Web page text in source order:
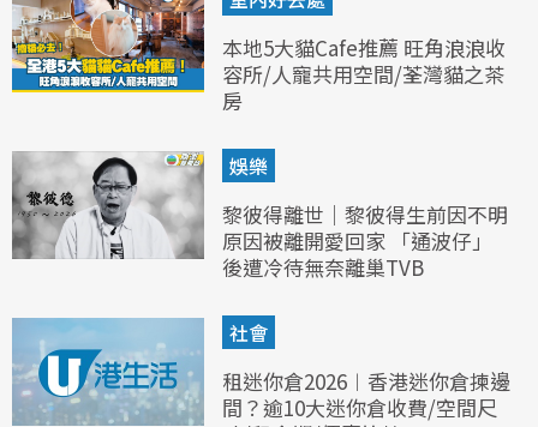
本地5大貓Cafe推薦 旺角浪浪收
容所/人寵共用空間/荃灣貓之茶
房
娛樂
黎彼得離世｜黎彼得生前因不明
原因被離開愛回家 「通波仔」
後遭冷待無奈離巢TVB
社會
租迷你倉2026︱香港迷你倉揀邊
間？逾10大迷你倉收費/空間尺